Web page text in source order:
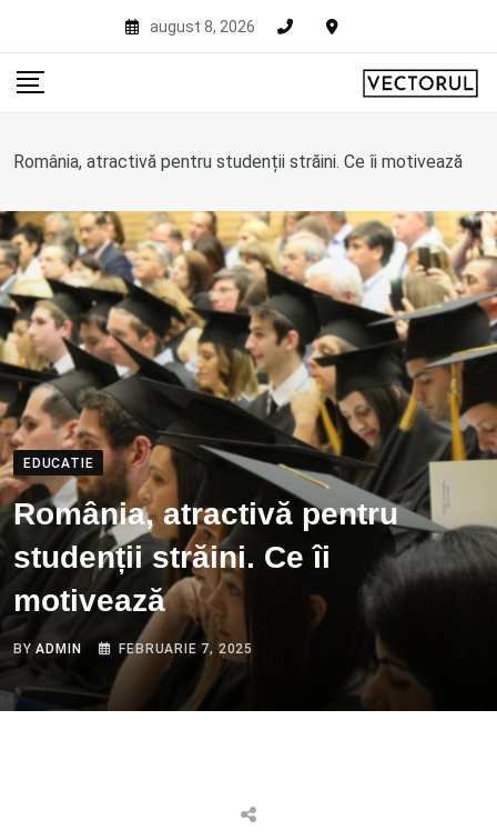
content
august 8, 2026
România, atractivă pentru studenții străini. Ce îi motivează
EDUCATIE
România, atractivă pentru
studenții străini. Ce îi
motivează
BYADMIN FEBRUARIE 7, 2025